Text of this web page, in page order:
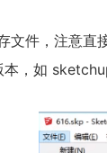
文件，注意
，如